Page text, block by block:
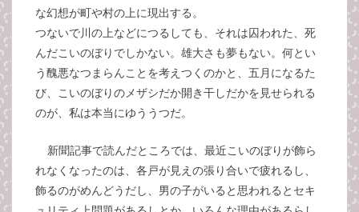
な幻想が町や村の上に現出する。
つないで川の上などにつるしても、それは囚われた、死
んだこいのぼりでしかない。雄大さも夢もない。何とい
う醜悪なつまらんことを考えつくのかと、五月になるた
び、こいのぼりのメザシだか開き干しだかを見せられる
のが、私は本当にゆううつだ。
新聞記事で読んだところでは、最近こいのぼりが飾ら
れなくなったのは、各戸が見えの張り合いで疲れるし、
飾るのがめんどうだし、男の子がいると思われるとセキ